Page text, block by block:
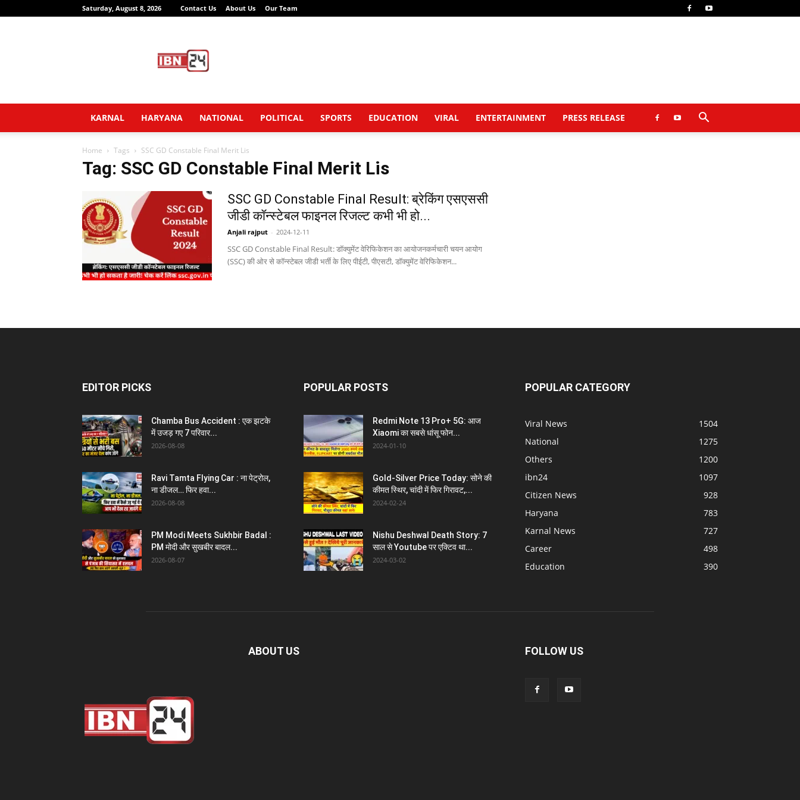
Saturday, August 8, 2026 Contact Us About Us Our Team
News
Network
KARNAL HARYANA NATIONAL POLITICAL SPORTS EDUCATION VIRAL ENTERTAINMENT PRESS RELEASE
Home Tags SSC GD Constable Final Merit Lis
Tag: SSC GD Constable Final Merit Lis
SSC GD Constable Final Result: ब्रेकिंग एसएससी
जीडी कॉन्स्टेबल फाइनल रिजल्ट कभी भी हो...
Anjali rajput - 2024-12-11
SSC GD Constable Final Result: डॉक्युमेंट वेरिफिकेशन का आयोजनकर्मचारी चयन आयोग
(SSC) की ओर से कॉन्स्टेबल जीडी भर्ती के लिए पीईटी, पीएसटी, डॉक्युमेंट वेरिफिकेशन...
EDITOR PICKS
Chamba Bus Accident : एक झटके
में उजड़ गए 7 परिवार...
2026-08-08
Ravi Tamta Flying Car : ना पेट्रोल,
ना डीजल… फिर हवा...
2026-08-08
PM Modi Meets Sukhbir Badal :
PM मोदी और सुखबीर बादल...
2026-08-07
POPULAR POSTS
Redmi Note 13 Pro+ 5G: आज
Xiaomi का सबसे धांसू फोन...
2024-01-10
Gold-Silver Price Today: सोने की
कीमत स्थिर, चांदी में फिर गिरावट,...
2024-02-24
Nishu Deshwal Death Story: 7
साल से Youtube पर एक्टिव था...
2024-03-02
POPULAR CATEGORY
Viral News
1504
National
1275
Others
1200
ibn24
1097
Citizen News
928
Haryana
783
Karnal News
727
Career
498
Education
390
ABOUT US FOLLOW US